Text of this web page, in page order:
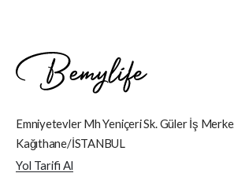
Emniyetevler Mh Yeniçeri Sk. Güler İş
Kağıthane/İSTANBUL
Yol Tarifi Al